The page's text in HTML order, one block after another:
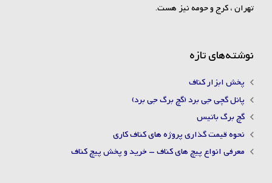
تهران ، کرج و حومه نیز هست.
نوشته‌های تازه
پخش ابزار کناف
پانل گچی جی برد (گچ برگ جی برد)
گچ برگ باتیس
نحوه قیمت گذاری پروژه های کناف کاری
معرفی انواع پیچ های کناف – خرید و پخش پیچ کناف